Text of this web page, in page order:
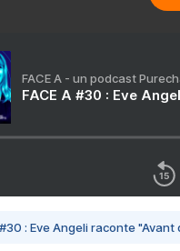
FACE A - un podcast
FACE A #30 : Eve
#30 : Eve Angeli raconte "Avant